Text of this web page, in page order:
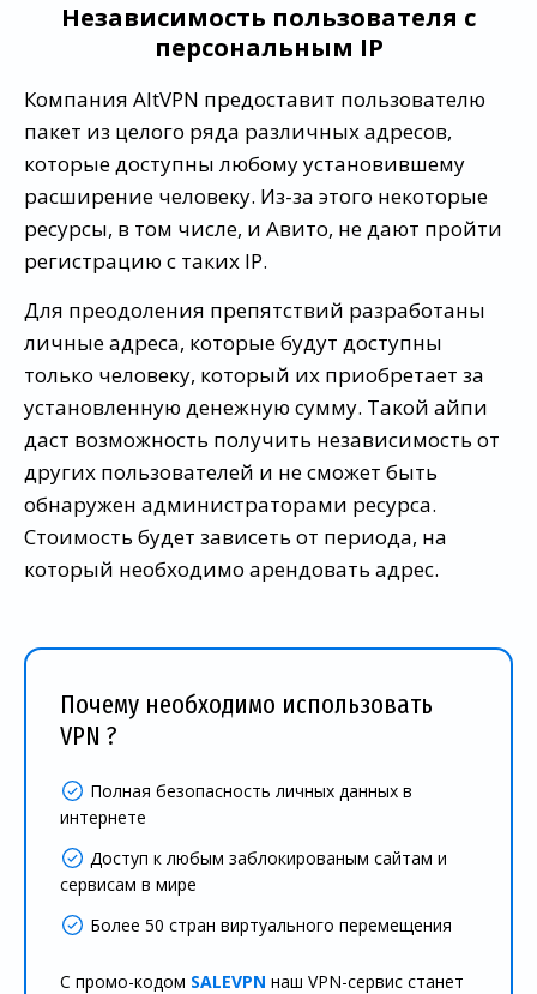
Независимость пользователя с
персональным IP
Компания AltVPN предоставит пользователю
пакет из целого ряда различных адресов,
которые доступны любому установившему
расширение человеку. Из-за этого некоторые
ресурсы, в том числе, и Авито, не дают пройти
регистрацию с таких IP.
Для преодоления препятствий разработаны
личные адреса, которые будут доступны
только человеку, который их приобретает за
установленную денежную сумму. Такой айпи
даст возможность получить независимость от
других пользователей и не сможет быть
обнаружен администраторами ресурса.
Стоимость будет зависеть от периода, на
который необходимо арендовать адрес.
Почему необходимо использовать
VPN ?
Полная безопасность личных данных в
интернете
Доступ к любым заблокированым сайтам и
сервисам в мире
Более 50 стран виртуального перемещения
С промо-кодом SALEVPN наш VPN-сервис станет